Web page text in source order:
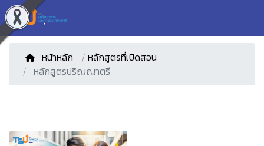
หน้าหลัก / หลักสูตรที่เปิดสอน
หลักสูตรปริญญาตรี